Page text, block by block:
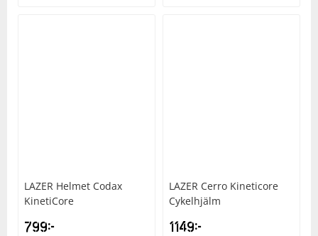
LAZER Helmet Codax
KinetiCore
799kr
LAZER Cerro Kineticore
Cykelhjälm
1149kr